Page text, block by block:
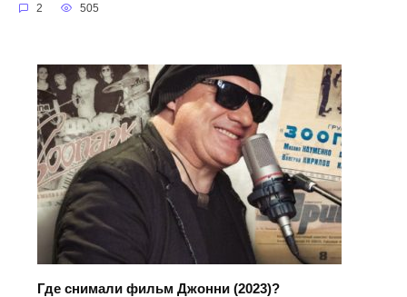
2 505
Где снимали фильм Джонни (2023)?